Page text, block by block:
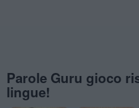
Parole Guru gioco
lingue!